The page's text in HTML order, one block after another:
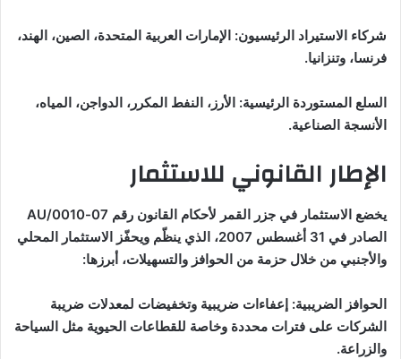
شركاء الاستيراد الرئيسيون: الإمارات العربية المتحدة، الصين، الهند،
فرنسا، وتنزانيا.
السلع المستوردة الرئيسية: الأرز، النفط المكرر، الدواجن، المياه،
الأنسجة الصناعية.
الإطار القانوني للاستثمار
يخضع الاستثمار في جزر القمر لأحكام القانون رقم 07-0010/AU
الصادر في 31 أغسطس 2007، الذي ينظّم ويحفّز الاستثمار المحلي
والأجنبي من خلال حزمة من الحوافز والتسهيلات، أبرزها:
الحوافز الضريبية: إعفاءات ضريبية وتخفيضات لمعدلات ضريبة
الشركات على فترات محددة وخاصة للقطاعات الحيوية مثل السياحة
والزراعة.